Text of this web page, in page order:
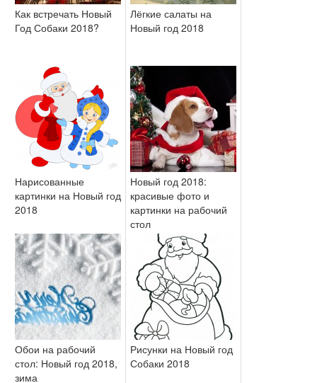
Как встречать Новый
Год Собаки 2018?
Лёгкие салаты на
Новый год 2018
Нарисованные
картинки на Новый год
2018
Новый год 2018:
красивые фото и
картинки на рабочий
стол
Обои на рабочий
стол: Новый год 2018,
зима
Рисунки на Новый год
Собаки 2018